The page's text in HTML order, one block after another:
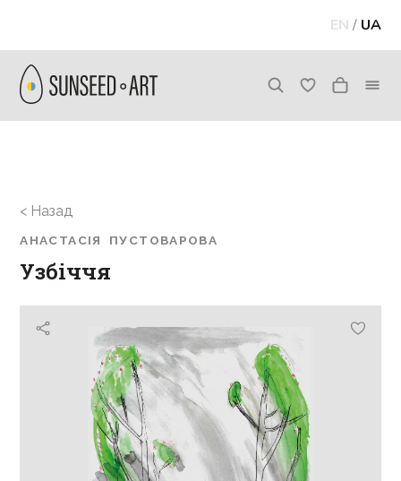
EN / UA
< Назад
АНАСТАСІЯ ПУСТОВАРОВА
Узбіччя